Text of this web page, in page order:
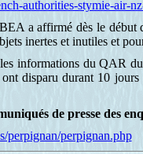
authorities-stymie-air-
a affirmé dès le début
inertes et inutiles et
informations du QAR
disparu durant 10
de presse des
perpignan/perpignan.php